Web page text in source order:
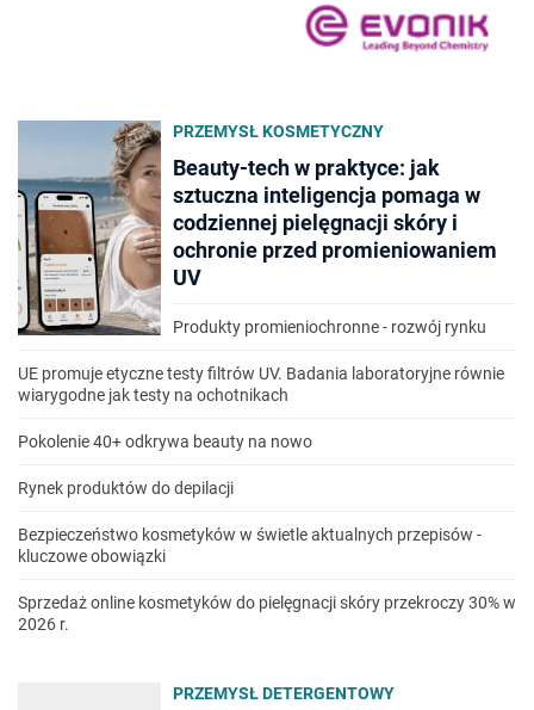
PRZEMYSŁ KOSMETYCZNY
Beauty-tech w praktyce: jak
sztuczna inteligencja pomaga w
codziennej pielęgnacji skóry i
ochronie przed promieniowaniem
UV
Produkty promieniochronne - rozwój rynku
UE promuje etyczne testy filtrów UV. Badania laboratoryjne równie
wiarygodne jak testy na ochotnikach
Pokolenie 40+ odkrywa beauty na nowo
Rynek produktów do depilacji
Bezpieczeństwo kosmetyków w świetle aktualnych przepisów -
kluczowe obowiązki
Sprzedaż online kosmetyków do pielęgnacji skóry przekroczy 30% w
2026 r.
PRZEMYSŁ DETERGENTOWY